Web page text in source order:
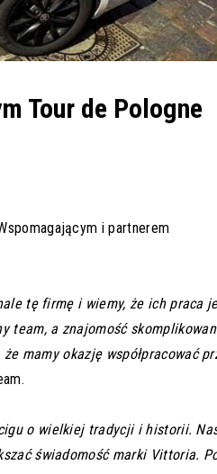
Tour de Pologne
i partnerem
tę firmę i wiemy, że ich praca
team, a znajomość
mamy okazję współpracować
o wielkiej tradycji i historii.
świadomość marki Vittoria.